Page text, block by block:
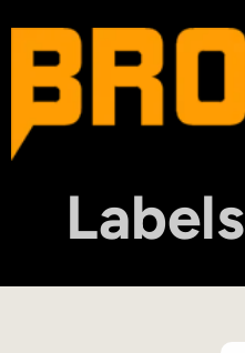
Labels